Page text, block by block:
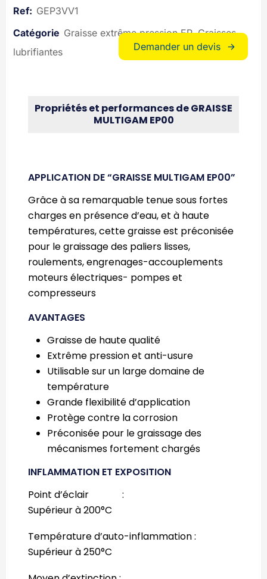
GEP3VV1
Graisse extrême pression EP Graisses
lubrifiantes
Demander un devis
Propriétés et performances de GRAISSE
MULTIGAM EP00
APPLICATION DE “GRAISSE MULTIGAM EP00”
Grâce à sa remarquable tenue sous fortes
charges en présence d’eau, et à haute
températures, cette graisse est préconisée
pour le graissage des paliers lisses,
roulements, engrenages-accouplements
moteurs électriques- pompes et
compresseurs
AVANTAGES
Graisse de haute qualité
Extrême pression et anti-usure
Utilisable sur un large domaine de
température
Grande flexibilité d’application
Protège contre la corrosion
Préconisée pour le graissage des
mécanismes fortement chargés
INFLAMMATION ET EXPOSITION
Point d’éclair :
Supérieur à 200°C
Température d’auto-inflammation :
Supérieur à 250°C